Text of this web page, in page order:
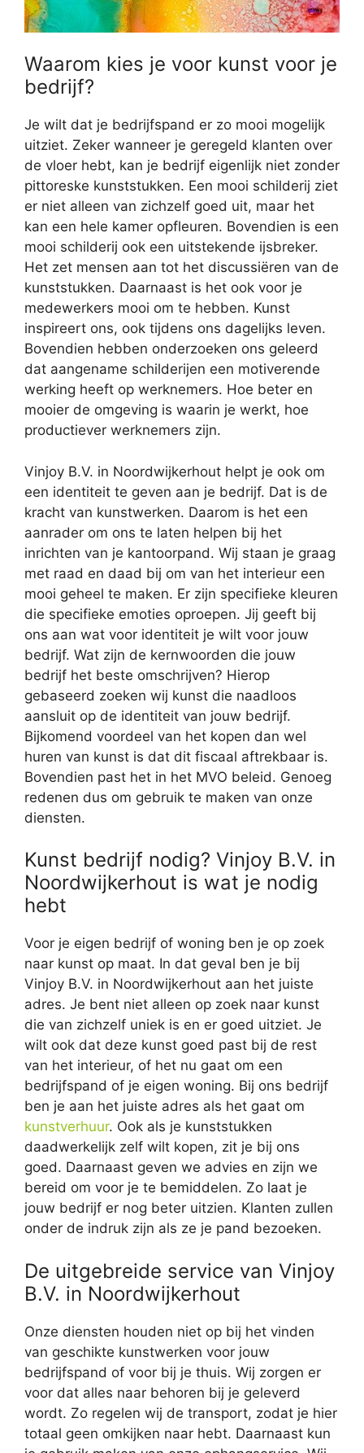
Waarom kies je voor kunst voor je
bedrijf?
Je wilt dat je bedrijfspand er zo mooi mogelijk
uitziet. Zeker wanneer je geregeld klanten over
de vloer hebt, kan je bedrijf eigenlijk niet zonder
pittoreske kunststukken. Een mooi schilderij ziet
er niet alleen van zichzelf goed uit, maar het
kan een hele kamer opfleuren. Bovendien is een
mooi schilderij ook een uitstekende ijsbreker.
Het zet mensen aan tot het discussiëren van de
kunststukken. Daarnaast is het ook voor je
medewerkers mooi om te hebben. Kunst
inspireert ons, ook tijdens ons dagelijks leven.
Bovendien hebben onderzoeken ons geleerd
dat aangename schilderijen een motiverende
werking heeft op werknemers. Hoe beter en
mooier de omgeving is waarin je werkt, hoe
productiever werknemers zijn.
Vinjoy B.V. in Noordwijkerhout helpt je ook om
een identiteit te geven aan je bedrijf. Dat is de
kracht van kunstwerken. Daarom is het een
aanrader om ons te laten helpen bij het
inrichten van je kantoorpand. Wij staan je graag
met raad en daad bij om van het interieur een
mooi geheel te maken. Er zijn specifieke kleuren
die specifieke emoties oproepen. Jij geeft bij
ons aan wat voor identiteit je wilt voor jouw
bedrijf. Wat zijn de kernwoorden die jouw
bedrijf het beste omschrijven? Hierop
gebaseerd zoeken wij kunst die naadloos
aansluit op de identiteit van jouw bedrijf.
Bijkomend voordeel van het kopen dan wel
huren van kunst is dat dit fiscaal aftrekbaar is.
Bovendien past het in het MVO beleid. Genoeg
redenen dus om gebruik te maken van onze
diensten.
Kunst bedrijf nodig? Vinjoy B.V. in
Noordwijkerhout is wat je nodig
hebt
Voor je eigen bedrijf of woning ben je op zoek
naar kunst op maat. In dat geval ben je bij
Vinjoy B.V. in Noordwijkerhout aan het juiste
adres. Je bent niet alleen op zoek naar kunst
die van zichzelf uniek is en er goed uitziet. Je
wilt ook dat deze kunst goed past bij de rest
van het interieur, of het nu gaat om een
bedrijfspand of je eigen woning. Bij ons bedrijf
ben je aan het juiste adres als het gaat om
kunstverhuur. Ook als je kunststukken
daadwerkelijk zelf wilt kopen, zit je bij ons
goed. Daarnaast geven we advies en zijn we
bereid om voor je te bemiddelen. Zo laat je
jouw bedrijf er nog beter uitzien. Klanten zullen
onder de indruk zijn als ze je pand bezoeken.
De uitgebreide service van Vinjoy
B.V. in Noordwijkerhout
Onze diensten houden niet op bij het vinden
van geschikte kunstwerken voor jouw
bedrijfspand of voor bij je thuis. Wij zorgen er
voor dat alles naar behoren bij je geleverd
wordt. Zo regelen wij de transport, zodat je hier
totaal geen omkijken naar hebt. Daarnaast kun